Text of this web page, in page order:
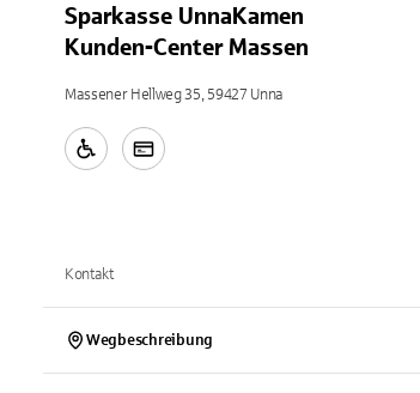
Sparkasse UnnaKamen
Kunden-Center Massen
Massener Hellweg 35, 59427 Unna
Kontakt
Wegbeschreibung